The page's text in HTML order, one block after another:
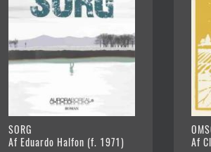
SORG
Af Eduardo Halfon (f. 1971)
Af